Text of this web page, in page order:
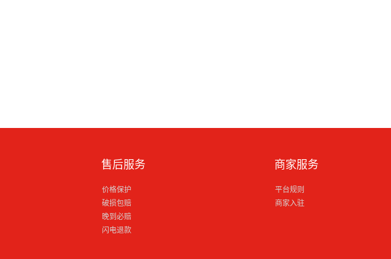
售后服务
价格保护
破损包赔
晚到必赔
闪电退款
商家服务
平台规则
商家入驻